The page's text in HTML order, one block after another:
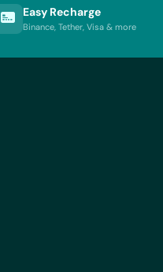
Easy Recharge
Binance, Tether, Visa & more